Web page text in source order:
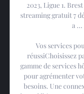
2023, Ligue 1.
streaming gratuit 7
a ...
Vos services
réussiChoisissez
gamme de services
pour agrémenter
besoins. Une